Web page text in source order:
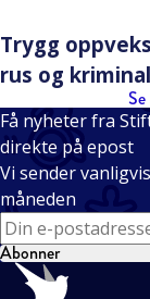
Trygg
rus og
Få nyheter fra
direkte på epost
Vi sender
måneden
E-mail
Abonner
Bunntekst